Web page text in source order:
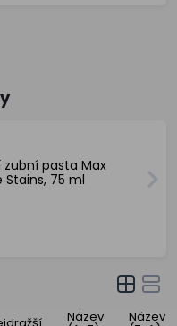
pasta Max
Stains, 75 ml
Název Název